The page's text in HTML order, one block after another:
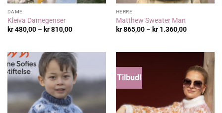
DAME
Kleiva Damegenser
kr480,00 – kr810,00Prisområde:
HERRE
Matthew Sweater Man
kr865,00 – kr1.360,00
Tilbud!